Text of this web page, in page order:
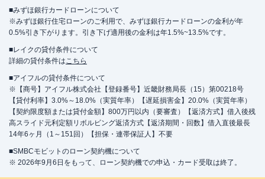
■みずほ銀行カードローンについて
※みずほ銀行住宅ローンのご利用で、みずほ銀行カードローンの金利が年
0.5%引き下がります。引き下げ適用後の金利は年1.5%~13.5%です。
■レイクの貸付条件について
詳細の貸付条件はこちら
■アイフルの貸付条件について
※【商号】アイフル株式会社【登録番号】近畿財務局長（15）第00218号
【貸付利率】3.0%～18.0%（実質年率）【遅延損害金】20.0%（実質年率）
【契約限度額または貸付金額】800万円以内（要審査）【返済方式】借入後残
高スライド元利定額リボルビング返済方式【返済期間・回数】借入直後最長
14年6ヶ月（1～151回）【担保・連帯保証人】不要
■SMBCモビットのローン契約機について
※ 2026年9月6日をもって、ローン契約機での申込・カード受取は終了。